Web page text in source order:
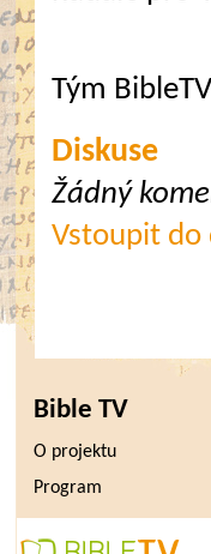
Tým
Diskuse
Žádný
Vstoupit do
Bible TV
O projektu
Program